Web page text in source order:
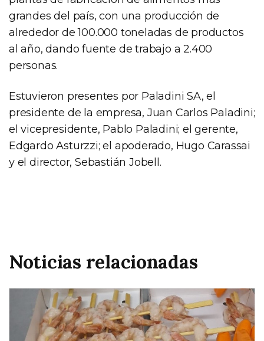
grandes del país, con una producción de
alrededor de 100.000 toneladas de productos
al año, dando fuente de trabajo a 2.400
personas.
Estuvieron presentes por Paladini SA, el
presidente de la empresa, Juan Carlos Paladini;
el vicepresidente, Pablo Paladini; el gerente,
Edgardo Asturzzi; el apoderado, Hugo Carassai
y el director, Sebastián Jobell.
Noticias relacionadas